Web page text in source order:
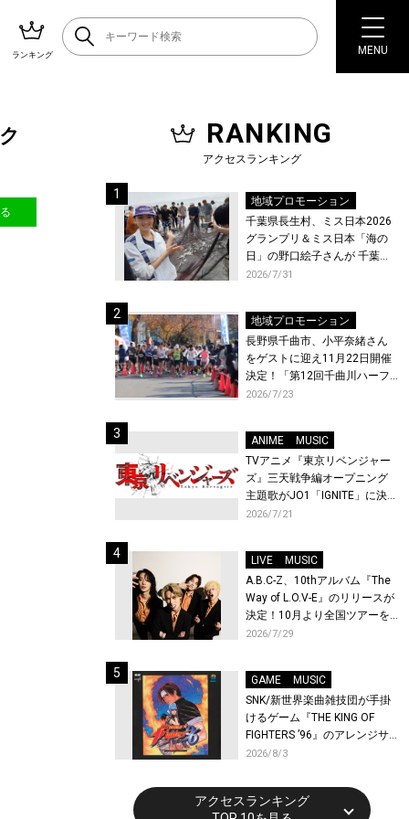
ランキング MENU
RANKING
アクセスランキング
地域プロモーション
千葉県長生村、ミス日本2026
グランプリ＆ミス日本「海の
日」の野口絵子さんが 千葉県
唯一の村・長生村で地引網を
2026/7/31
地域プロモーション
長野県千曲市、小平奈緒さん
をゲストに迎え11月22日開催
決定！「第12回千曲川ハーフ
マラソン」エントリー受付開
2026/7/23
ANIME
MUSIC
TVアニメ『東京リベンジャー
ズ』三天戦争編オープニング
主題歌がJO1「IGNITE」に決
定！メンバー全員から喜びと
先行上映会を開催！
2026/7/21
LIVE
MUSIC
A.B.C-Z、10thアルバム『The
Way of L.O.V-E』のリリースが
決定！10月より全国ツアーを
開催！
2026/7/29
GAME
MUSIC
SNK/新世界楽曲雑技団が手掛
けるゲーム『THE KING OF
FIGHTERS ’96』のアレンジサ
ウンドトラックが配信開始！
2026/8/3
アクセスランキング